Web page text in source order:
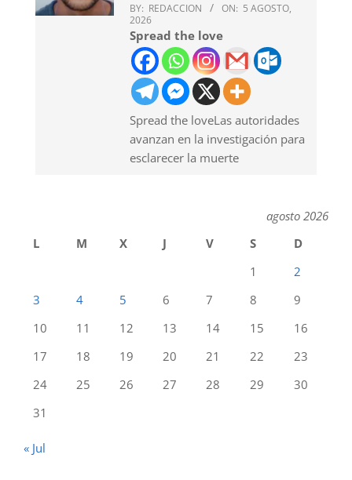
BY: REDACCION ON: 5 AGOSTO,
2026
Spread the love
Spread the loveLas autoridades
avanzan en la investigación para
esclarecer la muerte
agosto 2026
L
M X J V S
D
1
2
3
4 5 6 7 8
9
10
11 12 13 14 15
16
17
18 19 20 21 22
23
24
25 26 27 28 29
30
31
« Jul